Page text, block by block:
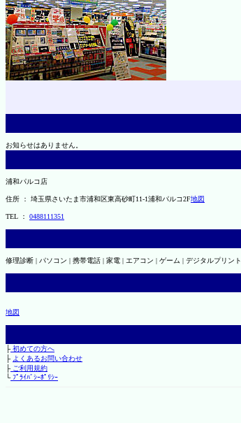
お知らせはありません。
浦和パルコ店
住所 ： 埼玉県さいたま市浦和区東高砂町11-1浦和パルコ2F地図
TEL ： 0488111351
修理診断 | パソコン | 携帯電話 | 家電 | エアコン | ゲーム | デジタルプリント
地図
├初めての方へ
├ よくあるお問い合わせ
├ご利用規約
└ﾌﾟﾗｲﾊﾞｼｰﾎﾟﾘｼｰ